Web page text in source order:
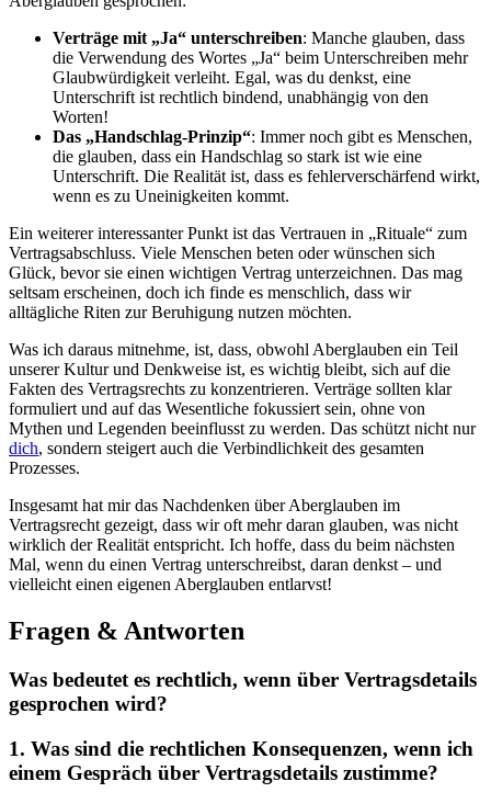
Verträge mit „Ja“ unterschreiben: Manche glauben, dass
die Verwendung des Wortes „Ja“ beim Unterschreiben mehr
Glaubwürdigkeit verleiht. Egal, was du denkst, eine
Unterschrift ist rechtlich bindend, unabhängig von den
Worten!
Das „Handschlag-Prinzip“: Immer noch gibt es Menschen,
die glauben, dass ein Handschlag so stark ist wie eine
Unterschrift. Die Realität ist, dass es fehlerverschärfend wirkt,
wenn es zu Uneinigkeiten kommt.
Ein weiterer interessanter Punkt ist das Vertrauen in „Rituale“ zum
Vertragsabschluss. Viele Menschen beten oder wünschen sich
Glück, bevor sie einen wichtigen Vertrag unterzeichnen. Das mag
seltsam erscheinen, doch ich finde es menschlich, dass wir
alltägliche Riten zur Beruhigung nutzen möchten.
Was ich daraus mitnehme, ist, dass, obwohl Aberglauben ein Teil
unserer Kultur und Denkweise ist, es wichtig bleibt, sich auf die
Fakten des Vertragsrechts zu konzentrieren. Verträge sollten klar
formuliert und auf das Wesentliche fokussiert sein, ohne von
Mythen und Legenden beeinflusst zu werden. Das schützt nicht nur
dich, sondern steigert auch die Verbindlichkeit des gesamten
Prozesses.
Insgesamt hat mir das Nachdenken über Aberglauben im
Vertragsrecht gezeigt, dass wir oft mehr daran glauben, was nicht
wirklich der Realität entspricht. Ich hoffe, dass du beim nächsten
Mal, wenn du einen Vertrag unterschreibst, daran denkst – und
vielleicht einen eigenen Aberglauben entlarvst!
Fragen & Antworten
Was bedeutet es rechtlich, wenn über Vertragsdetails
gesprochen wird?
1. Was sind die rechtlichen Konsequenzen, wenn ich
einem Gespräch über Vertragsdetails zustimme?